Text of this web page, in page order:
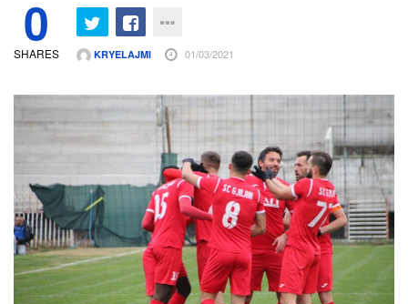
0
SHARES KRYELAJMI 01/03/2021